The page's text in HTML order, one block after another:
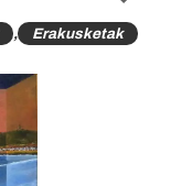
, Erakusketak